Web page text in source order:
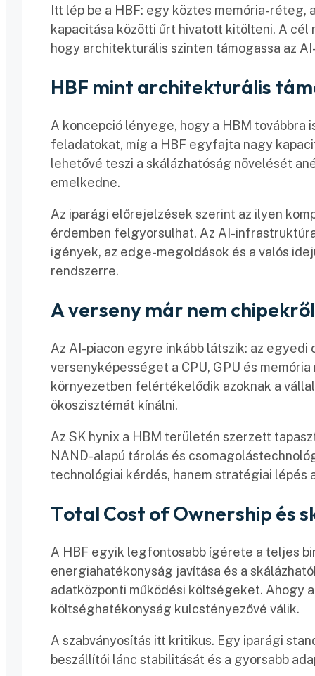
Itt lép be a HBF: egy köztes memória-
kapacitása közötti űrt hivatott kitölteni. A cél
hogy architekturális szinten támogassa az
HBF mint architekturális
A koncepció lényege, hogy a HBM
feladatokat, míg a HBF egyfajta nagy
lehetővé teszi a skálázhatóság növelését
emelkedne.
Az iparági előrejelzések szerint az ilyen
érdemben felgyorsulhat. Az AI-
igények, az edge-megoldások és a valós
rendszerre.
A verseny már nem
Az AI-piacon egyre inkább látszik: az
versenyképességet a CPU, GPU és
környezetben felértékelődik azoknak a
ökoszisztémát kínálni.
Az SK hynix a HBM területén szerzett
NAND-alapú tárolás és
technológiai kérdés, hanem stratégiai
Total Cost of Ownership és
A HBF egyik legfontosabb ígérete a teljes
energiahatékonyság javítása és a
adatközponti működési költségeket. Ahogy
költséghatékonyság kulcstényezővé válik.
A szabványosítás itt kritikus. Egy iparági
beszállítói lánc stabilitását és a gyorsabb